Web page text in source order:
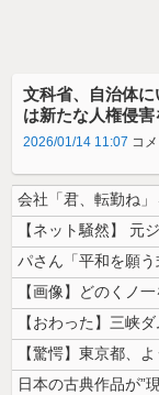
文科省、自治体
は新たな人権侵
2026/01/14 11:07 コ
【画像】どのくノ
【驚愕】東京都、